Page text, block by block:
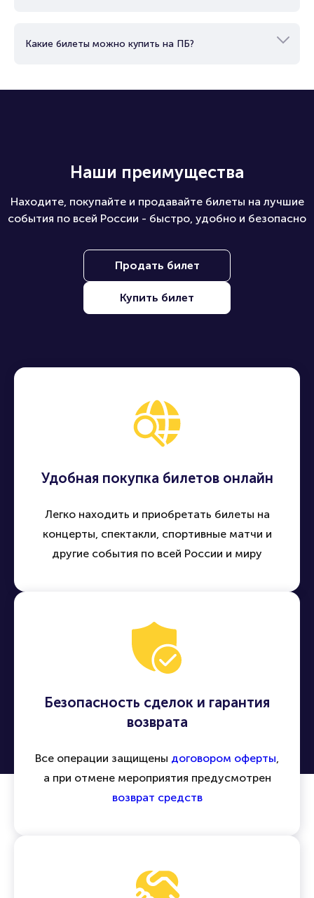
Какие билеты можно купить на ПБ?
Наши преимущества
Находите, покупайте и продавайте билеты на лучшие
события по всей России - быстро, удобно и безопасно
Продать билет
Купить билет
Удобная покупка билетов онлайн
Легко находить и приобретать билеты на
концерты, спектакли, спортивные матчи и
другие события по всей России и миру
Безопасность сделок и гарантия
возврата
Все операции защищены договором оферты,
а при отмене мероприятия предусмотрен
возврат средств